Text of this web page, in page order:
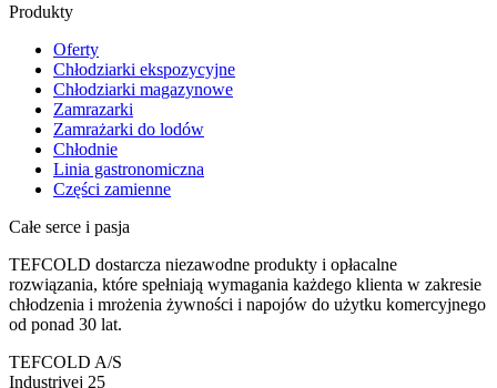
Produkty
Oferty
Chłodziarki ekspozycyjne
Chłodziarki magazynowe
Zamrazarki
Zamrażarki do lodów
Chłodnie
Linia gastronomiczna
Części zamienne
Całe serce i pasja
TEFCOLD dostarcza niezawodne produkty i opłacalne
rozwiązania, które spełniają wymagania każdego klienta w zakresie
chłodzenia i mrożenia żywności i napojów do użytku komercyjnego
od ponad 30 lat.
TEFCOLD A/S
Industrivej 25